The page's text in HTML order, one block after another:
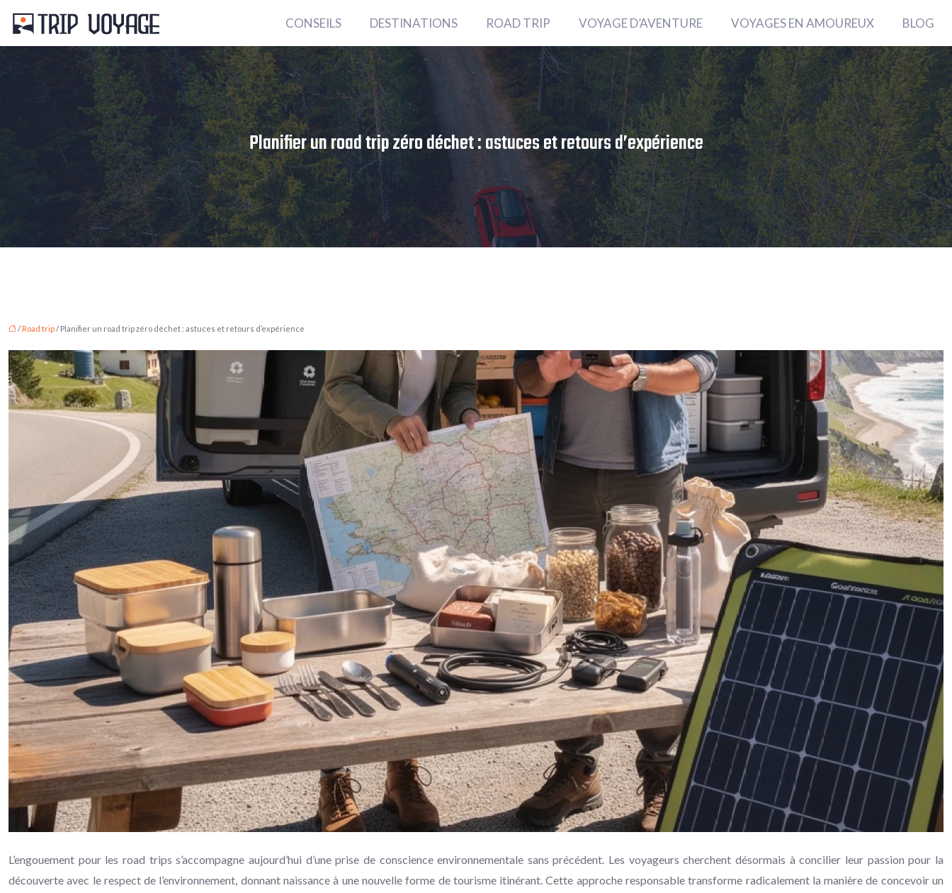
CONSEILS DESTINATIONS ROAD TRIP VOYAGE D’AVENTURE VOYAGES EN AMOUREUX BLOG
Planifier un road trip zéro déchet : astuces et retours d’expérience
/ Road trip/ Planifier un road trip zéro déchet : astuces et retours d’expérience
L’engouement pour les road trips s’accompagne aujourd’hui d’une prise de conscience environnementale sans précédent. Les voyageurs cherchent désormais à concilier leur passion pour la
découverte avec le respect de l’environnement, donnant naissance à une nouvelle forme de tourisme itinérant. Cette approche responsable transforme radicalement la manière de concevoir un